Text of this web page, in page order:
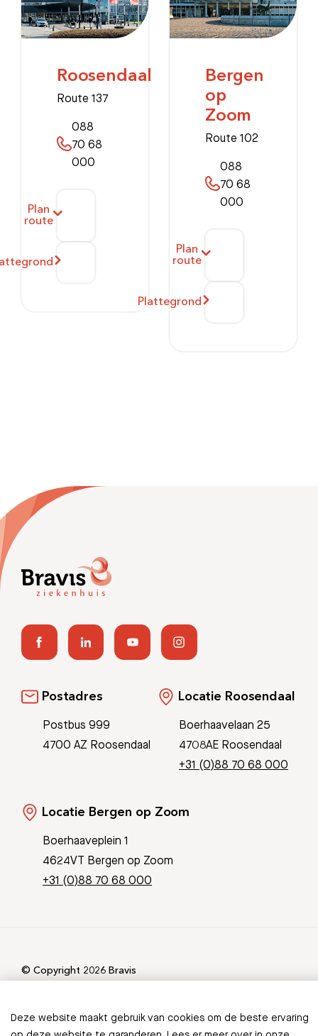
Deze website maakt gebruik van cookies om de beste ervaring
Roosendaal
Route 137
088
70 68
000
Plan
route
Bergen
op
Zoom
Route 102
088
70 68
000
Plan
route
Plattegrond
Postadres
Postbus 999
4700 AZ Roosendaal
Locatie Roosendaal
Boerhaavelaan 25
4708AE Roosendaal
+31 (0)88 70 68 000
Locatie Bergen op Zoom
Boerhaaveplein 1
4624VT Bergen op Zoom
+31 (0)88 70 68 000
© Copyright 2026 Bravis